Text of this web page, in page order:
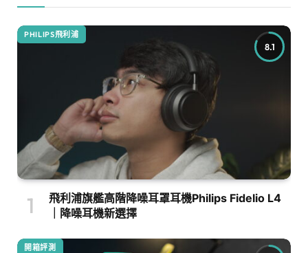
8.1
PHILIPS飛利浦
飛利浦旗艦高階降噪耳罩耳機Philips Fidelio L4
｜降噪耳機新選擇
開箱評測